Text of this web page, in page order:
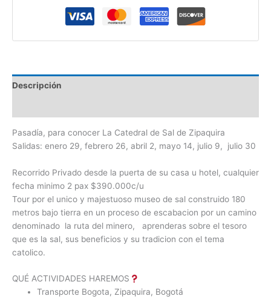
Descripción
Pasadía, para conocer La Catedral de Sal de Zipaquira
Salidas: enero 29, febrero 26, abril 2, mayo 14, julio 9, julio 30
Recorrido Privado desde la puerta de su casa u hotel, cualquier
fecha minimo 2 pax $390.000c/u
Tour por el unico y majestuoso museo de sal construido 180
metros bajo tierra en un proceso de escabacion por un camino
denominado la ruta del minero, aprenderas sobre el tesoro
que es la sal, sus beneficios y su tradicion con el tema
catolico.
QUÉ ACTIVIDADES HAREMOS
Transporte Bogota, Zipaquira, Bogotá